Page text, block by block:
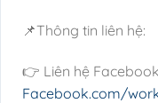
📌Thông tin liên hệ:
👉 Liên hệ
Facebook.com/